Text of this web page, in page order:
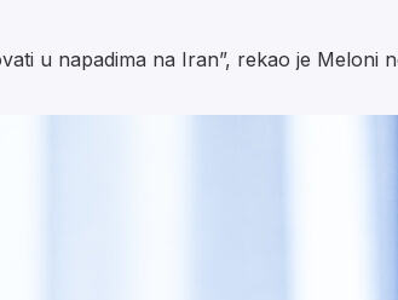
u napadima na Iran”, rekao je Meloni